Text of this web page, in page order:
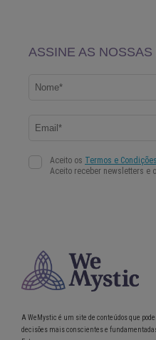
A WeMystic é um site de conteúdos que
decisões mais conscientes e